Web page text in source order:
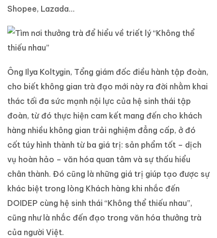
Shopee, Lazada…
Ông Ilya Koltygin, Tổng giám đốc điều hành tập đoàn,
cho biết không gian trà đạo mới này ra đời nhằm khai
thác tối đa sức mạnh nội lực của hệ sinh thái tập
đoàn, từ đó thực hiện cam kết mang đến cho khách
hàng nhiều không gian trải nghiệm đẳng cấp, ở đó
cốt túy hình thành từ ba giá trị: sản phẩm tốt – dịch
vụ hoàn hảo – văn hóa quan tâm và sự thấu hiểu
chân thành. Đó cũng là những giá trị giúp tạo được sự
khác biệt trong lòng Khách hàng khi nhắc đến
DOIDEP cùng hệ sinh thái “Không thể thiếu nhau”,
cũng như là nhắc đến đạo trong văn hóa thưởng trà
của người Việt.